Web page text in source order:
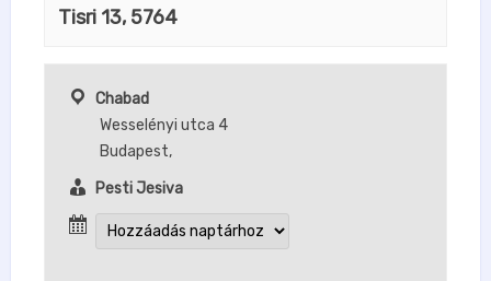
Tisri 13, 5764
Chabad
Wesselényi utca 4
Budapest,
Pesti Jesiva